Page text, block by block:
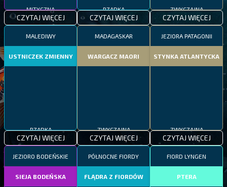
MITYCZNA
CZYTAJ WIĘCEJ
RZADKA
CZYTAJ WIĘCEJ
ZWYCZAJNA
CZYTAJ WIĘCEJ
MALEDIWY
USTNICZEK ZMIENNY
RZADKA
CZYTAJ WIĘCEJ
MADAGASKAR
WARGACZ MAORI
ZWYCZAJNA
CZYTAJ WIĘCEJ
JEZIORA PATAGONII
STYNKA ATLANTYCKA
ZWYCZAJNA
CZYTAJ WIĘCEJ
JEZIORO BODEŃSKIE
SIEJA BODEŃSKA
PÓŁNOCNE FIORDY
FLĄDRA Z FIORDÓW
FIORD LYNGEN
PTERA